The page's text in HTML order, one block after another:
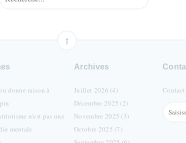
donne raison à
n'est pas une
mentale
Archives
Juillet 2026 (4)
Décembre 2025 (2)
Novembre 2025 (3)
Octobre 2025 (7)
Contact